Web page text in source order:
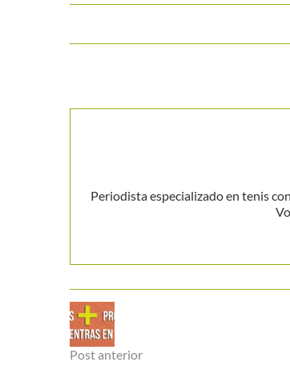
Periodista especializado en tenis
Post anterior